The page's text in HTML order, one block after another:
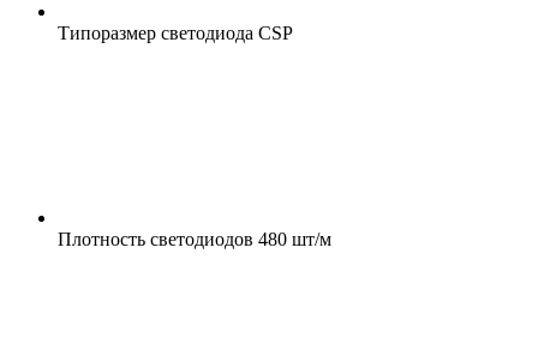
Типоразмер светодиода CSP
Плотность светодиодов 480 шт/м